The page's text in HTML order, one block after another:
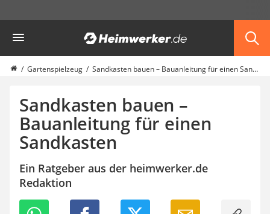
Haushalt & Freizeit
Diascanner
Walkie-Talkie Kinder
Gusseisen Bräter
Induktionskochfeld
Tischgeschirrspüler
Elektronische Dartscheibe
Wildkamera
Wischmopp
Trinkflasche
Gartenspielzeug Sandkasten bauen – Bauanleitung für einen Sandkasten
Sandkasten bauen –
Bauanleitung für einen
Sandkasten
Ein Ratgeber aus der heimwerker.de
Redaktion